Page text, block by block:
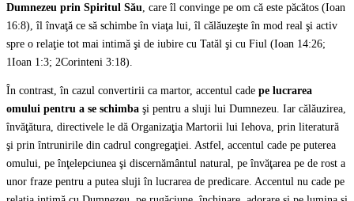
Dumnezeu prin Spiritul Său , care îl convinge pe om că este păcătos (Ioan
16:8), îl învaţă ce să schimbe în viaţa lui, îl călăuzeşte în mod real şi activ
spre o relaţie tot mai intimă şi de iubire cu Tatăl şi cu Fiul (Ioan 14:26;
1Ioan 1:3; 2Corinteni 3:18).
În contrast, în cazul convertirii ca martor, accentul cade pe lucrarea
omului pentru a se schimba şi pentru a sluji lui Dumnezeu. Iar călăuzirea,
învăţătura, directivele le dă Organizaţia Martorii lui Iehova, prin literatură
şi prin întrunirile din cadrul congregaţiei. Astfel, accentul cade pe puterea
omului, pe înţelepciunea şi discernământul natural, pe învăţarea pe de rost a
unor fraze pentru a putea sluji în lucrarea de predicare. Accentul nu cade pe